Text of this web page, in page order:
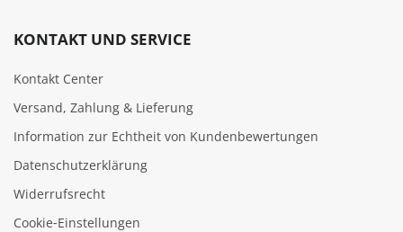
KONTAKT UND SERVICE
Kontakt Center
Versand, Zahlung & Lieferung
Information zur Echtheit von Kundenbewertungen
Datenschutzerklärung
Widerrufsrecht
Cookie‑Einstellungen